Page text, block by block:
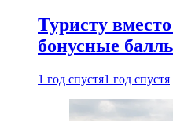
Туристу
бонусные
1 год спустя1 год спустя